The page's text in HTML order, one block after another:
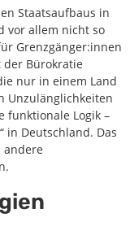
Staatsaufbaus in
vor allem nicht so
Grenzgänger:innen
Bürokratie
nur in einem Land
Unzulänglichkeiten
funktionale Logik –
in Deutschland. Das
andere